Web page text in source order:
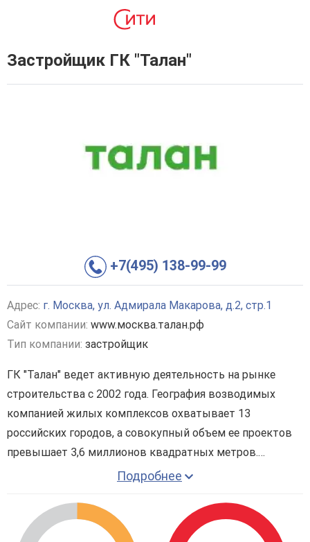
Застройщик ГК "Талан"
+7(495) 138-99-99
Адрес: г. Москва, ул. Адмирала Макарова, д.2, стр.1
Сайт компании: www.москва.талан.рф
Тип компании: застройщик
ГК "Талан" ведет активную деятельность на рынке
строительства с 2002 года. География возводимых
компанией жилых комплексов охватывает 13
российских городов, а совокупный объем ее проектов
превышает 3,6 миллионов квадратных метров.
Основу коллектива составляют внимательные и
действительности. Их общие усилия направлены на
создание комфортабельного и продуманного жилья, где
Подробнее